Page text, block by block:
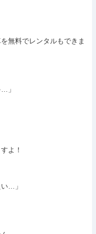
無料でレンタルもできま
」
よ！
…」